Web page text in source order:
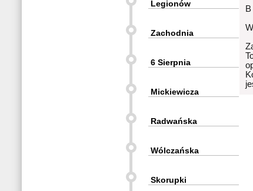
B
Legionów
Zachodnia
6 Sierpnia
Mickiewicza
Radwańska
Wólczańska
Skorupki